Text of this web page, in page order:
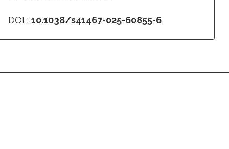
DOI : 10.1038/s41467-025-60855-6